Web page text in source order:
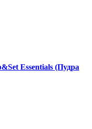
Essentials (Пудра